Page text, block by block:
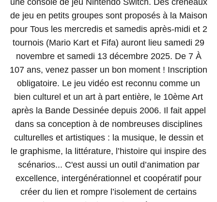
de jeu en petits groupes sont proposés à la Maison
pour Tous les mercredis et samedis après-midi et 2
tournois (Mario Kart et Fifa) auront lieu samedi 29
novembre et samedi 13 décembre 2025. De 7 À
107 ans, venez passer un bon moment ! Inscription
obligatoire. Le jeu vidéo est reconnu comme un
bien culturel et un art à part entière, le 10ème Art
après la Bande Dessinée depuis 2006. Il fait appel
dans sa conception à de nombreuses disciplines
culturelles et artistiques : la musique, le dessin et
le graphisme, la littérature, l’histoire qui inspire des
scénarios... C'est aussi un outil d’animation par
excellence, intergénérationnel et coopératif pour
créer du lien et rompre l’isolement de certains